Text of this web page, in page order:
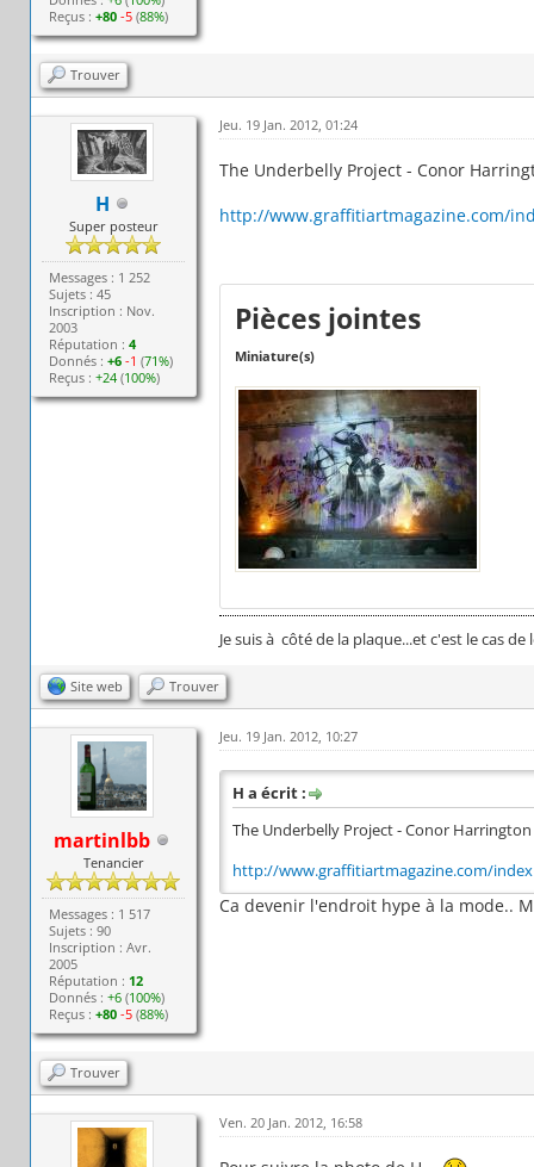
Reçus :+80 -5 (88%)
Trouver
H
Super posteur
Messages : 1 252
Sujets : 45
Inscription : Nov.
2003
Réputation :4
Donnés :+6 -1 (71%)
Reçus :+24 (100%)
Jeu. 19 Jan. 2012, 01:24
The Underbelly Project - Conor
http://www.graffitiartmagazine.com/
Pièces jointes
Miniature(s)
Je suis à côté de la plaque...et c'est le cas de
Site web Trouver
martinlbb
Tenancier
Messages : 1 517
Sujets : 90
Inscription : Avr.
2005
Réputation : 12
Donnés :+6 (100%)
Reçus :+80 -5 (88%)
Jeu. 19 Jan. 2012, 10:27
H a écrit :
The Underbelly Project - Conor Harrington
http://www.graffitiartmagazine.com/
Ca devenir l'endroit hype à la mode..
Trouver
Ven. 20 Jan. 2012, 16:58